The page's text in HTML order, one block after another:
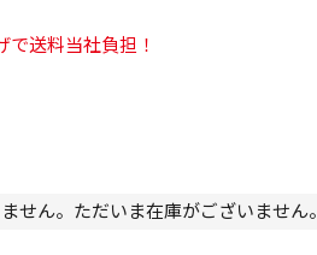
で送料当社負担！
せん。ただいま在庫がございません。